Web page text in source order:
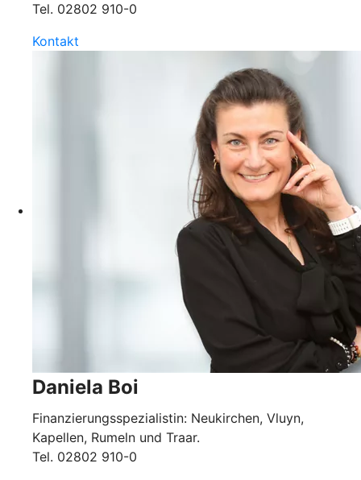
Tel. 02802 910-0
Kontakt
Daniela Boi
Finanzierungsspezialistin: Neukirchen, Vluyn,
Kapellen, Rumeln und Traar.
Tel. 02802 910-0